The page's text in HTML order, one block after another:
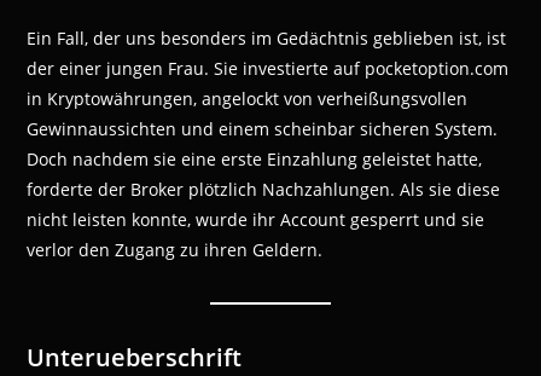
Ein Fall, der uns besonders im Gedächtnis geblieben ist, ist
der einer jungen Frau. Sie investierte auf pocketoption.com
in Kryptowährungen, angelockt von verheißungsvollen
Gewinnaussichten und einem scheinbar sicheren System.
Doch nachdem sie eine erste Einzahlung geleistet hatte,
forderte der Broker plötzlich Nachzahlungen. Als sie diese
nicht leisten konnte, wurde ihr Account gesperrt und sie
verlor den Zugang zu ihren Geldern.
Unterueberschrift